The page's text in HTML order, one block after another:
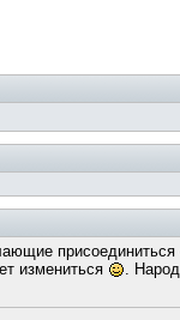
присоединиться
измениться
.